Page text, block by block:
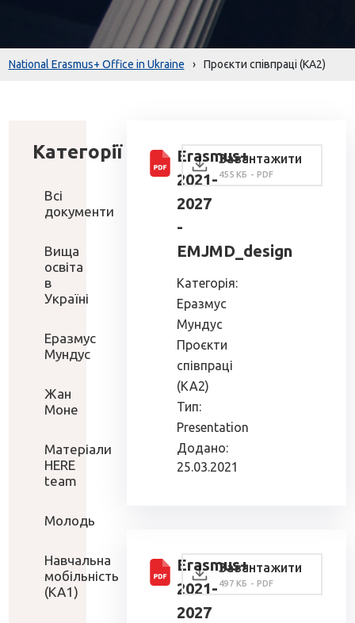
National Erasmus+ Office in Ukraine › Проєкти співпраці (КА2)
Категорії
Всі
документи
Вища
освіта
в
Україні
Еразмус
Мундус
Жан
Моне
Матеріали
HERE
team
Молодь
Навчальна
мобільність
(КА1)
Erasmus+
2021-
2027
-
EMJMD_design
Категорія:
Еразмус
Мундус
Проєкти
співпраці
(КА2)
Тип:
Presentation
Додано:
25.03.2021
Завантажити
455 КБ - PDF
Erasmus+
2021-
2027
Завантажити
497 КБ - PDF